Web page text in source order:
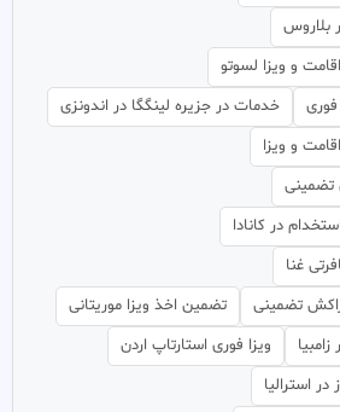
بلاروس
و ویزا لسوتو
خدمات در جزیره لینگگا در اندونزی
و ویزا
تضمینی
در کانادا
غنا
تضمینی
تضمین اخذ ویزا موریتانی
ویزا فوری استارتاپ اردن
استرالیا